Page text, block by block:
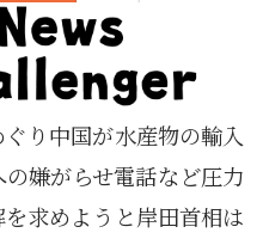
り中国が水産物の輸入
嫌がらせ電話など圧力
求めようと岸田首相は